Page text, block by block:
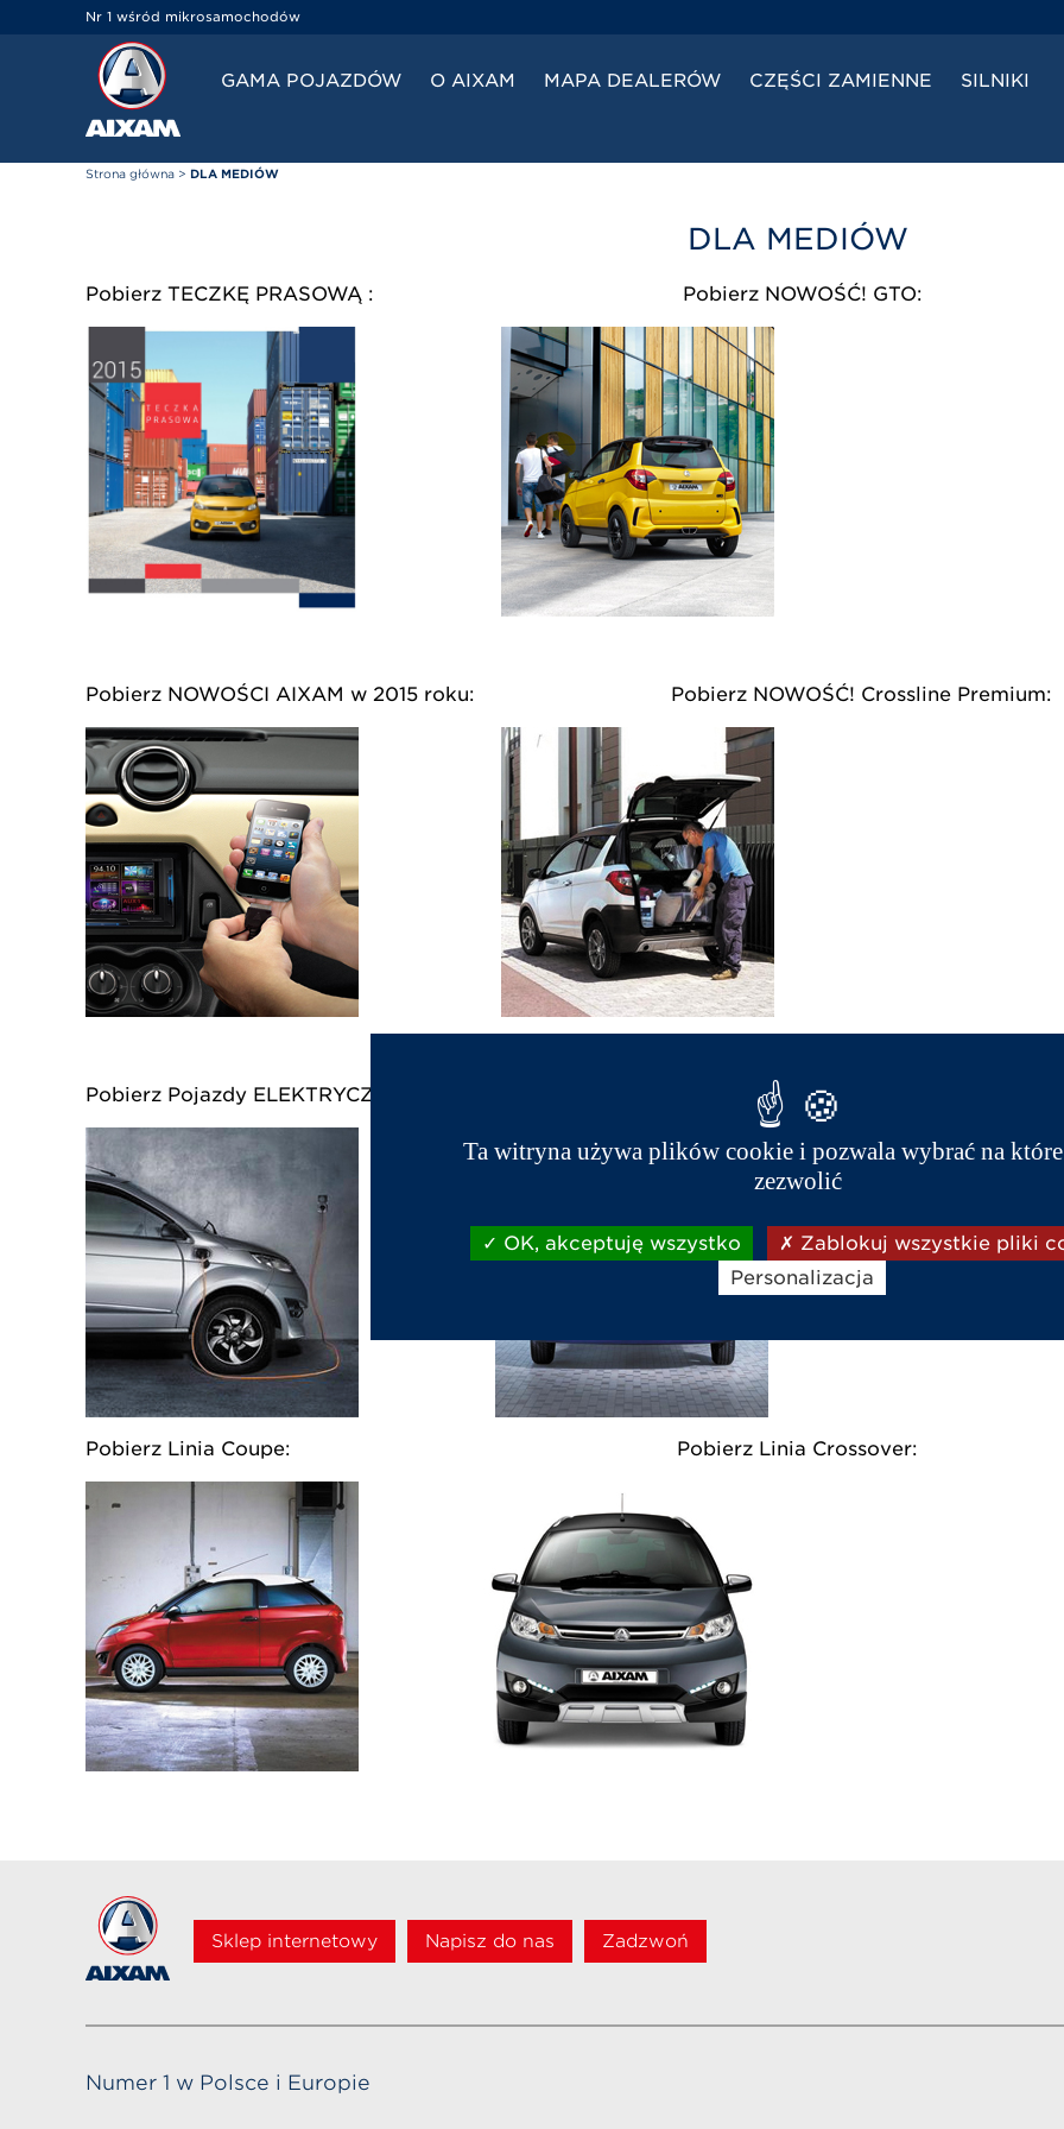
Nr 1 wśród mikrosamochodów
GAMA POJAZDÓW O AIXAM MAPA DEALERÓW CZĘŚCI ZAMIENNE SILNIKI
Strona główna > DLA MEDIÓW
DLA MEDIÓW
Pobierz TECZKĘ PRASOWĄ : Pobierz NOWOŚĆ! GTO:
Pobierz NOWOŚCI AIXAM w 2015 roku: Pobierz NOWOŚĆ! Crossline Premium:
Pobierz Pojazdy ELEKTRYCZNE: Pobierz Linia City:
Pobierz Linia Coupe: Pobierz Linia Crossover:
Sklep internetowy Napisz do nas Zadzwoń
Numer 1 w Polsce i Europie
Panel zarządzania plikami cookies
Ta witryna używa plików cookie i pozwala wybrać na które
zezwolić
OK, akceptuję wszystko
Zablokuj wszystkie pliki
Personalizacja